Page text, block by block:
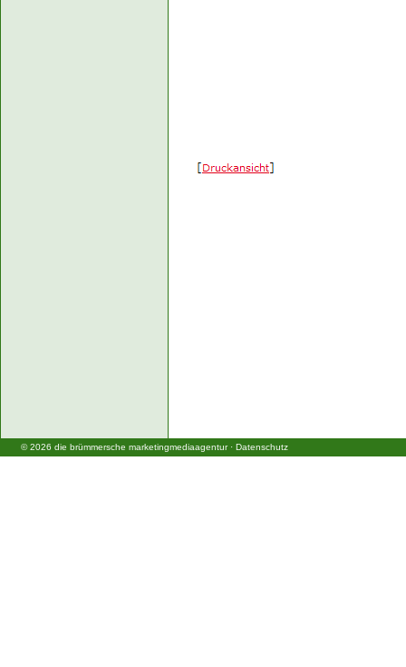
© 2026 die brümmersche marketingmediaagentur· Datenschutz